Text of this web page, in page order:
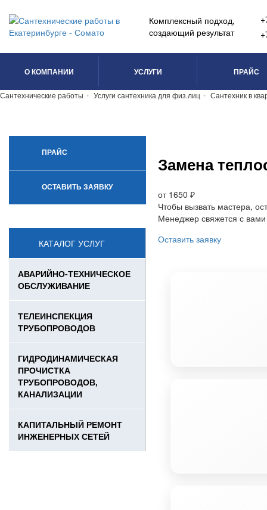
Комплексный подход,
создающий результат
О КОМПАНИИ УСЛУГИ ПРАЙС
Сантехнические работы Услуги сантехника для физ.лиц Сантехник в
ПРАЙС
ОСТАВИТЬ ЗАЯВКУ
КАТАЛОГ УСЛУГ
АВАРИЙНО-ТЕХНИЧЕСКОЕ
ОБСЛУЖИВАНИЕ
ТЕЛЕИНСПЕКЦИЯ
ТРУБОПРОВОДОВ
ГИДРОДИНАМИЧЕСКАЯ
ПРОЧИСТКА
ТРУБОПРОВОДОВ,
КАНАЛИЗАЦИИ
КАПИТАЛЬНЫЙ РЕМОНТ
ИНЖЕНЕРНЫХ СЕТЕЙ
Замена
от 1650 ₽
Чтобы вызвать мастера,
Менеджер свяжется с
Оставить заявку